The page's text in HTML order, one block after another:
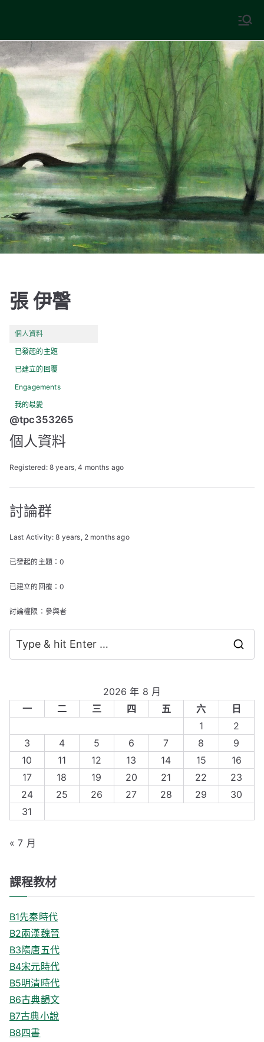
content
中國古典文學
張 伊謦
個人資料
已發起的主題
已建立的回覆
Engagements
我的最愛
@tpc353265
個人資料
Registered: 8 years, 4 months ago
討論群
Last Activity: 8 years, 2 months ago
已發起的主題：0
已建立的回覆：0
討論權限：參與者
r
c
h
f
o
r
:
2026 年 8 月
一
二 三 四 五 六
日
1
2
3
4 5 6 7 8
9
10
11 12 13 14 15
16
17
18 19 20 21 22
23
24
25 26 27 28 29
30
31
« 7 月
課程教材
B1先秦時代
B2兩漢魏晉
B3隋唐五代
B4宋元時代
B5明清時代
B6古典韻文
B7古典小說
B8四書